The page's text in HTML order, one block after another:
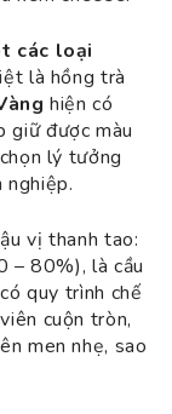
các loại
là hồng trà
hiện có
giữ được màu
lý tưởng
nghiệp.
vị thanh tao:
– 80%), là cầu
quy trình chế
cuộn tròn,
men nhẹ, sao